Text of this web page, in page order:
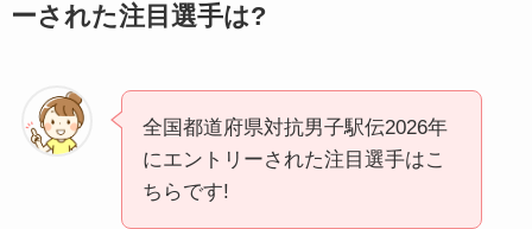
ーされた注目選手は?
全国都道府県対抗男子駅伝2026年
にエントリーされた注目選手はこ
ちらです!